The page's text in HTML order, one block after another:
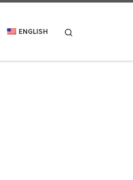
ENGLISH